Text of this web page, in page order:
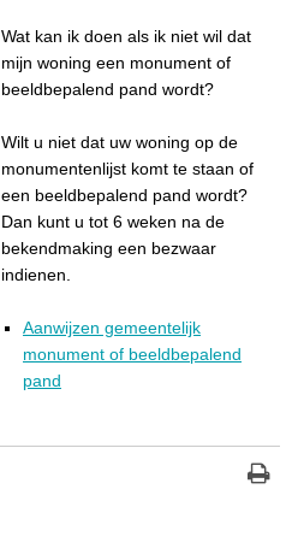
Wat kan ik doen als ik niet wil dat
mijn woning een monument of
beeldbepalend pand wordt?
Wilt u niet dat uw woning op de
monumentenlijst komt te staan of
een beeldbepalend pand wordt?
Dan kunt u tot 6 weken na de
bekendmaking een bezwaar
indienen.
Aanwijzen gemeentelijk
monument of beeldbepalend
pand